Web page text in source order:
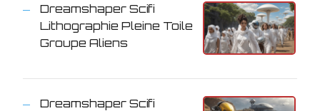
Dreamshaper Scifi
Lithographie Pleine Toile
Groupe Aliens
Dreamshaper Scifi